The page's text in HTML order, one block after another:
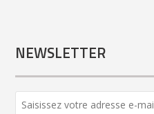
NEWSLETTER